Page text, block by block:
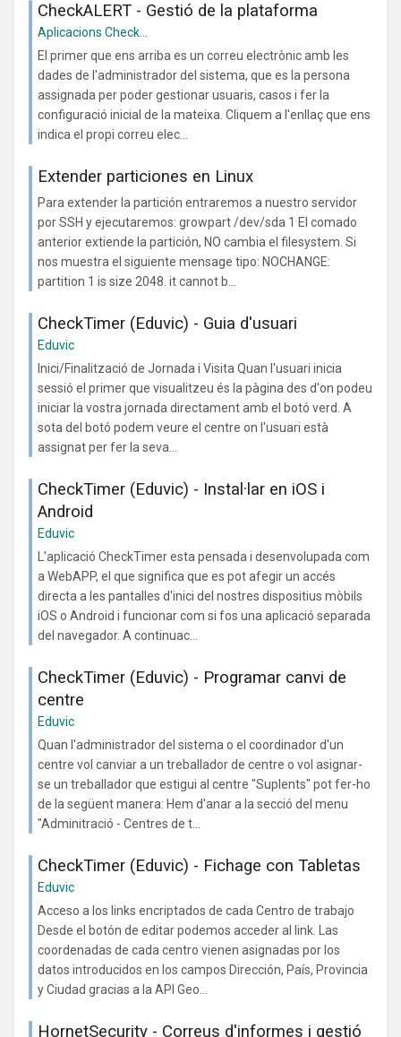
CheckALERT - Gestió de la plataforma
Aplicacions Check...
El primer que ens arriba es un correu electrònic amb les
dades de l'administrador del sistema, que es la persona
assignada per poder gestionar usuaris, casos i fer la
configuració inicial de la mateixa. Cliquem a l'enllaç que ens
indica el propi correu elec...
Extender particiones en Linux
Para extender la partición entraremos a nuestro servidor
por SSH y ejecutaremos: growpart /dev/sda 1 El comado
anterior extiende la partición, NO cambia el filesystem. Si
nos muestra el siguiente mensage tipo: NOCHANGE:
partition 1 is size 2048. it cannot b...
CheckTimer (Eduvic) - Guia d'usuari
Eduvic
Inici/Finalització de Jornada i Visita Quan l'usuari inicia
sessió el primer que visualitzeu és la pàgina des d'on podeu
iniciar la vostra jornada directament amb el botó verd. A
sota del botó podem veure el centre on l'usuari està
assignat per fer la seva...
CheckTimer (Eduvic) - Instal·lar en iOS i
Android
Eduvic
L'aplicació CheckTimer esta pensada i desenvolupada com
a WebAPP, el que significa que es pot afegir un accés
directa a les pantalles d'inici del nostres dispositius mòbils
iOS o Android i funcionar com si fos una aplicació separada
del navegador. A continuac...
CheckTimer (Eduvic) - Programar canvi de
centre
Eduvic
Quan l'administrador del sistema o el coordinador d'un
centre vol canviar a un treballador de centre o vol asignar-
se un treballador que estigui al centre "Suplents" pot fer-ho
de la següent manera: Hem d'anar a la secció del menu
"Adminitració - Centres de t...
CheckTimer (Eduvic) - Fichage con Tabletas
Eduvic
Acceso a los links encriptados de cada Centro de trabajo
Desde el botón de editar podemos acceder al link. Las
coordenadas de cada centro vienen asignadas por los
datos introducidos en los campos Dirección, País, Provincia
y Ciudad gracias a la API Geo...
HornetSecurity - Correus d'informes i gestió